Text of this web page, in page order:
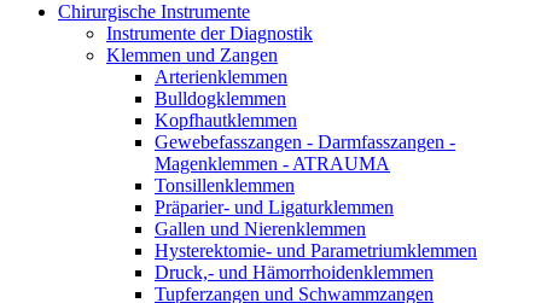
Chirurgische Instrumente
Instrumente der Diagnostik
Klemmen und Zangen
Arterienklemmen
Bulldogklemmen
Kopfhautklemmen
Gewebefasszangen - Darmfasszangen -
Magenklemmen - ATRAUMA
Tonsillenklemmen
Präparier- und Ligaturklemmen
Gallen und Nierenklemmen
Hysterektomie- und Parametriumklemmen
Druck,- und Hämorrhoidenklemmen
Tupferzangen und Schwammzangen